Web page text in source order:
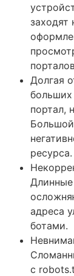
заходят
Долгая
больших
портал,
Большой
ресурса.
адреса
ботами.
с